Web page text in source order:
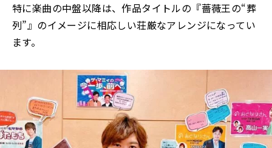
特に楽曲の中盤以降は、作品タイトルの『薔薇王の“葬
列”』のイメージに相応しい荘厳なアレンジになってい
ます。